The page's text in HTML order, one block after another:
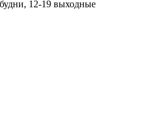
12-19 выходные